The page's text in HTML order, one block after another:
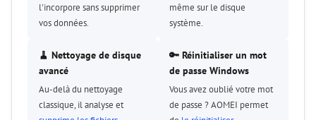
l'incorpore sans supprimer
vos données.
même sur le disque
système.
🧹 Nettoyage de disque
avancé
Au-delà du nettoyage
classique, il analyse et
🔑 Réinitialiser un mot
de passe Windows
Vous avez oublié votre mot
de passe ? AOMEI permet